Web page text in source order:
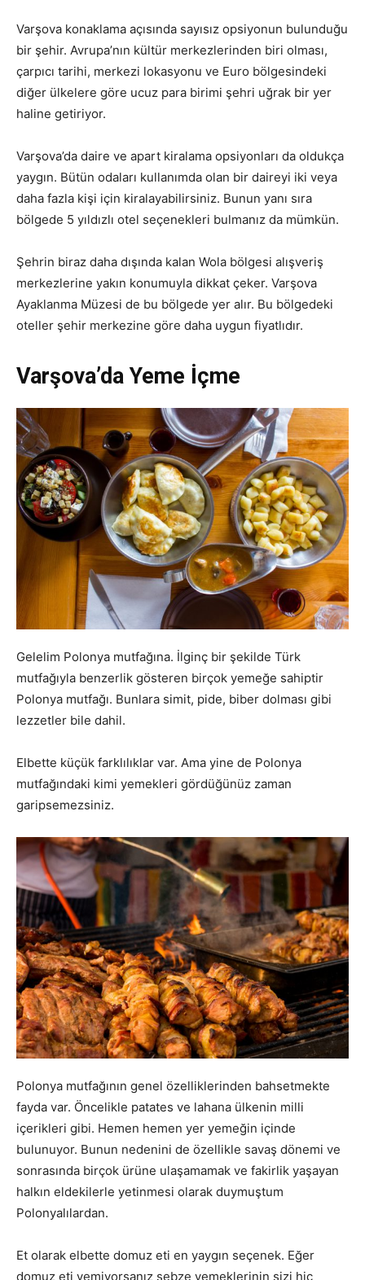
Varşova konaklama açısında sayısız opsiyonun bulunduğu
bir şehir. Avrupa’nın kültür merkezlerinden biri olması,
çarpıcı tarihi, merkezi lokasyonu ve Euro bölgesindeki
diğer ülkelere göre ucuz para birimi şehri uğrak bir yer
haline getiriyor.
Varşova’da daire ve apart kiralama opsiyonları da oldukça
yaygın. Bütün odaları kullanımda olan bir daireyi iki veya
daha fazla kişi için kiralayabilirsiniz. Bunun yanı sıra
bölgede 5 yıldızlı otel seçenekleri bulmanız da mümkün.
Şehrin biraz daha dışında kalan Wola bölgesi alışveriş
merkezlerine yakın konumuyla dikkat çeker. Varşova
Ayaklanma Müzesi de bu bölgede yer alır. Bu bölgedeki
oteller şehir merkezine göre daha uygun fiyatlıdır.
Varşova’da Yeme İçme
Gelelim Polonya mutfağına. İlginç bir şekilde Türk
mutfağıyla benzerlik gösteren birçok yemeğe sahiptir
Polonya mutfağı. Bunlara simit, pide, biber dolması gibi
lezzetler bile dahil.
Elbette küçük farklılıklar var. Ama yine de Polonya
mutfağındaki kimi yemekleri gördüğünüz zaman
garipsemezsiniz.
Polonya mutfağının genel özelliklerinden bahsetmekte
fayda var. Öncelikle patates ve lahana ülkenin milli
içerikleri gibi. Hemen hemen yer yemeğin içinde
bulunuyor. Bunun nedenini de özellikle savaş dönemi ve
sonrasında birçok ürüne ulaşamamak ve fakirlik yaşayan
halkın eldekilerle yetinmesi olarak duymuştum
Polonyalılardan.
Et olarak elbette domuz eti en yaygın seçenek. Eğer
domuz eti yemiyorsanız sebze yemeklerinin sizi hiç